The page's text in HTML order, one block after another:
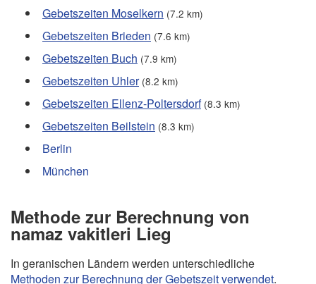
Gebetszeiten Moselkern (7.2 km)
Gebetszeiten Brieden (7.6 km)
Gebetszeiten Buch (7.9 km)
Gebetszeiten Uhler (8.2 km)
Gebetszeiten Ellenz-Poltersdorf (8.3 km)
Gebetszeiten Beilstein (8.3 km)
Berlin
München
Methode zur Berechnung von
namaz vakitleri Lieg
In geranischen Ländern werden unterschiedliche
Methoden zur Berechnung der Gebetszeit verwendet.